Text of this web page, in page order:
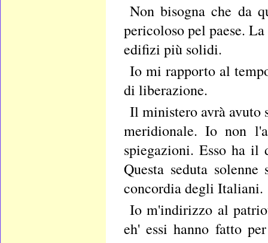
Non bisogna che da
pericoloso pel paese.
edifizi più solidi.
Io mi rapporto al
di liberazione.
Il ministero avrà avuto
meridionale. Io non
spiegazioni. Esso ha
Questa seduta
concordia degli Italiani.
Io m'indirizzo al
eh' essi hanno fatto